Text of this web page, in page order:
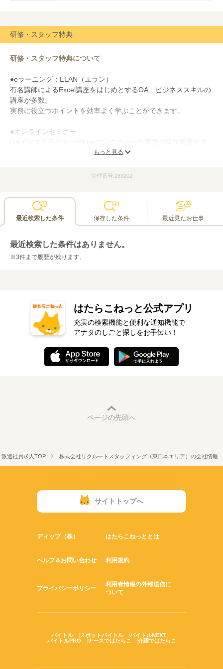
研修・スタッフ特典
研修・スタッフ特典について
●eラーニング：ELAN（エラン）
有名講師によるExcel講座をはじめとするOA、ビジネススキルの
講座が多数。
実務に役立つポイントを効率よく学ぶことができます。
●オンラインセミナー
OAインストラクターがLiveでレクチャー！実際の操作画面を見
ながら学習できます。わからないところは質問タイムで解消でき
経験豊富なキャリアコンサルタント（有資格者）と、理想のワー
クスタイルに近づくためのヒントを一緒に探していく場です。
いつでもどこでもオンラインで受講可能！
もっと見る
管理番号.283202
最近検索した条件 保存した条件 最近見たお仕事
最近検索した条件はありません。
※3件まで履歴が残ります。
はたらこねっと公式アプリ
充実の検索機能と便利な通知機能で
アナタのしごと探しをお手伝い！
ページの先頭へ
派遣社員求人TOP 株式会社リクルートスタッフィング（東日本エリア）の会社情報
サイトトップへ
ディップ（株） はたらこねっととは
ヘルプ＆お問い合わせ 利用規約
プライバシーポリシー
利用者情報の外部送信に
ついて
バイトル スポットバイトル
バイトルNEXT
バイトルPRO
ナースではたらこ 介護ではたらこ